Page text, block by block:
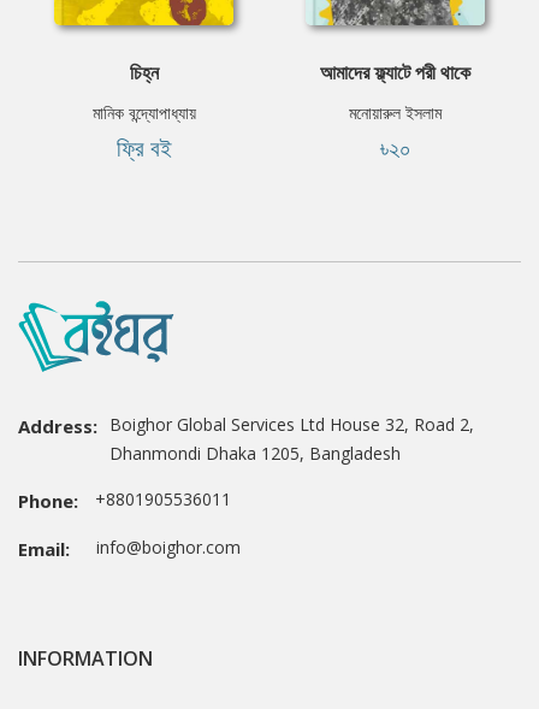
চিহ্ন
মানিক বন্দ্যোপাধ্যায়
ফ্রি বই
আমাদের ফ্ল্যাটে পরী থাকে
মনোয়ারুল ইসলাম
৳২০
Address: Boighor Global Services Ltd House 32, Road 2,
Dhanmondi Dhaka 1205, Bangladesh
Phone: +8801905536011
Email: info@boighor.com
INFORMATION